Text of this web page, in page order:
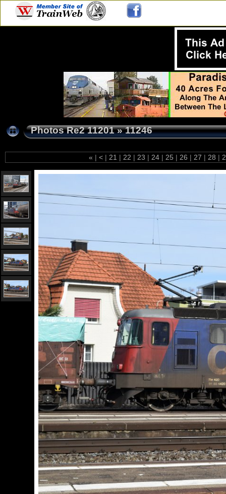
Photos Re2 11201»11246
« | < | 21 | 22 | 23 | 24 | 25 | 26 | 27 | 28 |